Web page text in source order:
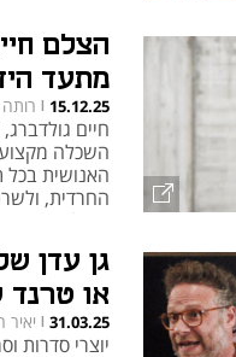
הצלם
מתעד
15.12.25
|
חיים
השכלה
האנושית
החרדית,
מקומית",
גן עדן
או טרנד
31.03.25
| יאיר
יוצרי סדרות